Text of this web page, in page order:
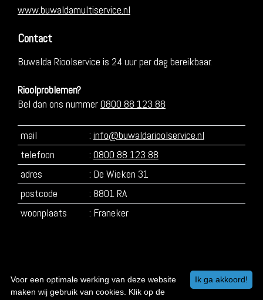
www.buwaldamultiservice.nl
Contact
Buwalda Rioolservice is 24 uur per dag bereikbaar.
Rioolproblemen?
Bel dan ons nummer0800 88 123 88
mail : info@buwaldarioolservice.nl
telefoon
: 0800 88 123 88
adres
: De Wieken 31
postcode
: 8801 RA
woonplaats
: Franeker
© 2026 Buwalda Rioolservice | Franeker
Ik ga akkoord!
Voor een optimale werking van deze website
maken wij gebruik van cookies. Klik op de